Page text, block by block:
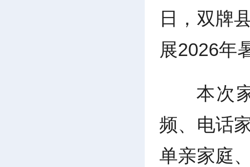
日，双牌
展2026年
本次
频、电话
单亲家庭